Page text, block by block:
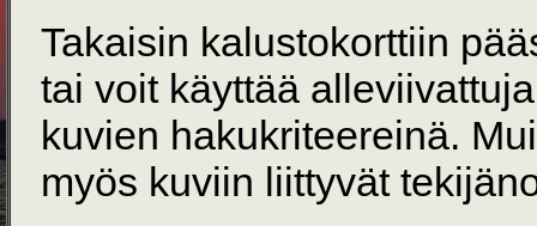
Takaisin kalustokorttiin
tai voit käyttää
kuvien hakukriteereinä.
myös kuviin liittyvät